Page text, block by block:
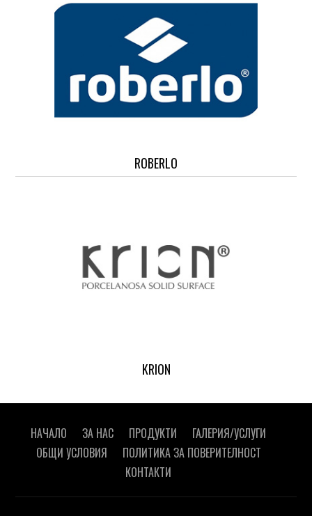
ROBERLO
KRION
НАЧАЛО ЗА НАС ПРОДУКТИ
ГАЛЕРИЯ/УСЛУГИ
ОБЩИ УСЛОВИЯ
ПОЛИТИКА ЗА ПОВЕРИТЕЛНОСТ
КОНТАКТИ